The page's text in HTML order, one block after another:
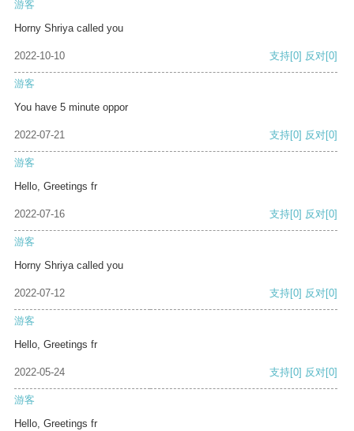
游客
Horny Shriya called you
2022-10-10 支持[0] 反对[0]
游客
You have 5 minute oppor
2022-07-21 支持[0] 反对[0]
游客
Hello, Greetings fr
2022-07-16 支持[0] 反对[0]
游客
Horny Shriya called you
2022-07-12 支持[0] 反对[0]
游客
Hello, Greetings fr
2022-05-24 支持[0] 反对[0]
游客
Hello, Greetings fr